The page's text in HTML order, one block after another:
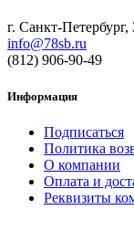
г. Санкт-
info@78sb.ru
(812) 906-90-49
Информация
Подписаться
Политика
О компании
Оплата и
Реквизиты